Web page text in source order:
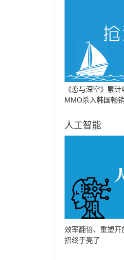
《恋与深空》累
MMO杀入韩国畅
人工智能
效率翻倍、重塑开
招终于亮了